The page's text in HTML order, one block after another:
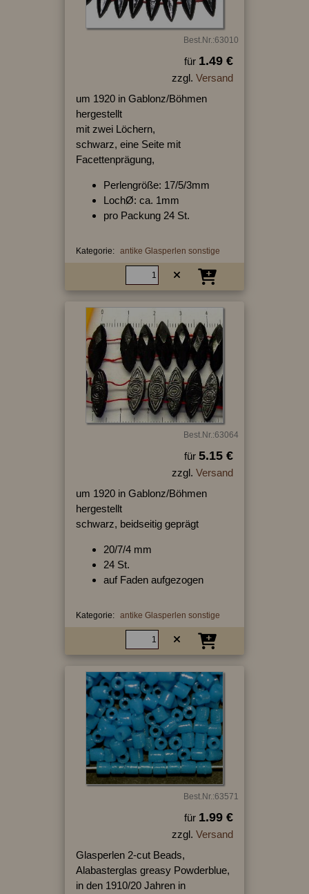
Best.Nr.:63010
für 1.49 €
zzgl. Versand
um 1920 in Gablonz/Böhmen
hergestellt
mit zwei Löchern,
schwarz, eine Seite mit
Facettenprägung,
Perlengröße: 17/5/3mm
LochØ: ca. 1mm
pro Packung 24 St.
Kategorie: antike Glasperlen sonstige
Best.Nr.:63064
für 5.15 €
zzgl. Versand
um 1920 in Gablonz/Böhmen
hergestellt
schwarz, beidseitig geprägt
20/7/4 mm
24 St.
auf Faden aufgezogen
Kategorie: antike Glasperlen sonstige
Best.Nr.:63571
für 1.99 €
zzgl. Versand
Glasperlen 2-cut Beads,
Alabasterglas greasy Powderblue,
in den 1910/20 Jahren in